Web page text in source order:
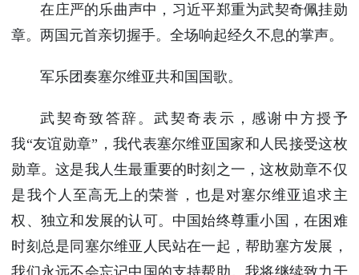
在庄严的乐曲声中，习近平郑重为武契奇佩挂勋
章。两国元首亲切握手。全场响起经久不息的掌声。
军乐团奏塞尔维亚共和国国歌。
武契奇致答辞。武契奇表示，感谢中方授予
我“友谊勋章”，我代表塞尔维亚国家和人民接受这枚
勋章。这是我人生最重要的时刻之一，这枚勋章不仅
是我个人至高无上的荣誉，也是对塞尔维亚追求主
权、独立和发展的认可。中国始终尊重小国，在困难
时刻总是同塞尔维亚人民站在一起，帮助塞方发展，
我们永远不会忘记中国的支持帮助。我将继续致力于